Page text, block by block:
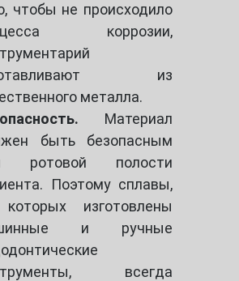
чтобы не происходило
коррозии,
из
металла.
Материал
быть безопасным
ротовой полости
Поэтому сплавы,
изготовлены
и ручные
всегда